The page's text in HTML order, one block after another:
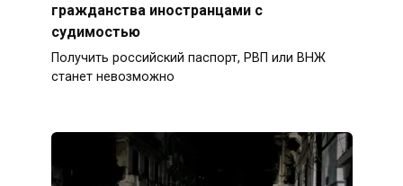
гражданства иностранцами с
судимостью
Получить российский паспорт, РВП или ВНЖ
станет невозможно